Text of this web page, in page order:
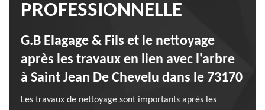
PROFESSIONNELLE
G.B Elagage & Fils et le nettoyage
après les travaux en lien avec l'arbre
à Saint Jean De Chevelu dans le 73170
Les travaux de nettoyage sont importants après les